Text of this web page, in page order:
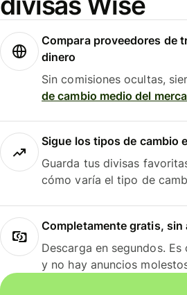
Compara proveedores de
dinero
Sin comisiones ocultas,
de cambio medio del
Sigue los tipos de cambio
Guarda tus divisas
cómo varía el tipo de
Completamente gratis, sin
Descarga en segundos.
y no hay anuncios